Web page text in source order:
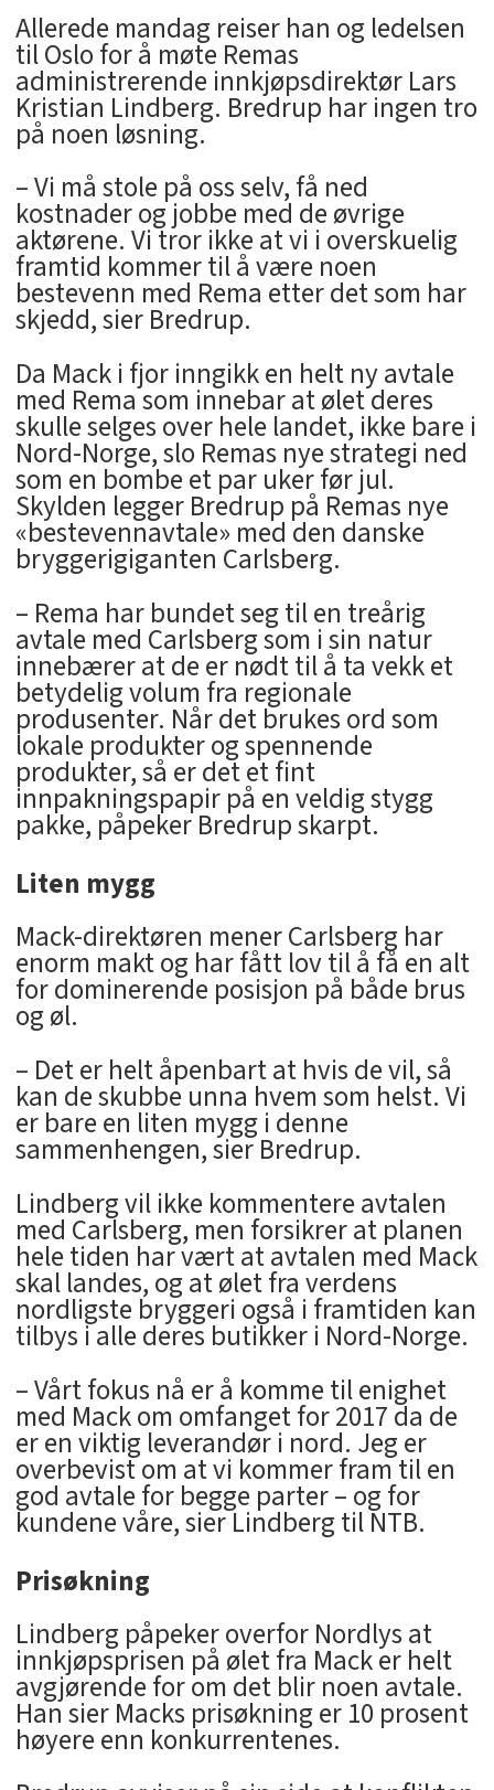
Allerede mandag reiser han og ledelsen
til Oslo for å møte Remas
administrerende innkjøpsdirektør Lars
Kristian Lindberg. Bredrup har ingen tro
på noen løsning.
– Vi må stole på oss selv, få ned
kostnader og jobbe med de øvrige
aktørene. Vi tror ikke at vi i overskuelig
framtid kommer til å være noen
bestevenn med Rema etter det som har
skjedd, sier Bredrup.
Da Mack i fjor inngikk en helt ny avtale
med Rema som innebar at ølet deres
skulle selges over hele landet, ikke bare i
Nord-Norge, slo Remas nye strategi ned
som en bombe et par uker før jul.
Skylden legger Bredrup på Remas nye
«bestevennavtale» med den danske
bryggerigiganten Carlsberg.
– Rema har bundet seg til en treårig
avtale med Carlsberg som i sin natur
innebærer at de er nødt til å ta vekk et
betydelig volum fra regionale
produsenter. Når det brukes ord som
lokale produkter og spennende
produkter, så er det et fint
innpakningspapir på en veldig stygg
pakke, påpeker Bredrup skarpt.
Liten mygg
Mack-direktøren mener Carlsberg har
enorm makt og har fått lov til å få en alt
for dominerende posisjon på både brus
og øl.
– Det er helt åpenbart at hvis de vil, så
kan de skubbe unna hvem som helst. Vi
er bare en liten mygg i denne
sammenhengen, sier Bredrup.
Lindberg vil ikke kommentere avtalen
med Carlsberg, men forsikrer at planen
hele tiden har vært at avtalen med Mack
skal landes, og at ølet fra verdens
nordligste bryggeri også i framtiden kan
tilbys i alle deres butikker i Nord-Norge.
– Vårt fokus nå er å komme til enighet
med Mack om omfanget for 2017 da de
er en viktig leverandør i nord. Jeg er
overbevist om at vi kommer fram til en
god avtale for begge parter – og for
kundene våre, sier Lindberg til NTB.
Prisøkning
Lindberg påpeker overfor Nordlys at
innkjøpsprisen på ølet fra Mack er helt
avgjørende for om det blir noen avtale.
Han sier Macks prisøkning er 10 prosent
høyere enn konkurrentenes.